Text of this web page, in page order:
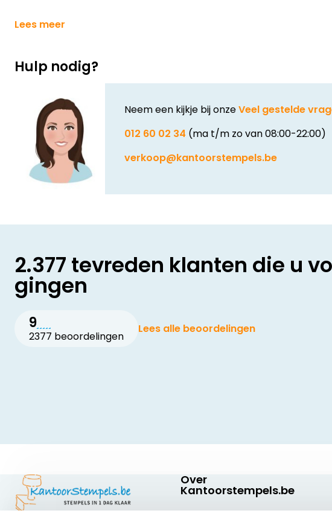
Lees meer
Hulp nodig?
Neem een kijkje bij onzeVeel gestelde
012 60 02 34 (ma t/m zo van 08:00-22:00)
verkoop@kantoorstempels.be
2.377 tevreden klanten die u
gingen
9
2377 beoordelingen
Lees alle beoordelingen
Over
Kantoorstempels.be